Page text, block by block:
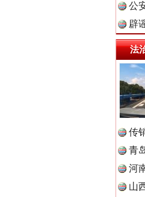
公
辟
法
传
青
河
山